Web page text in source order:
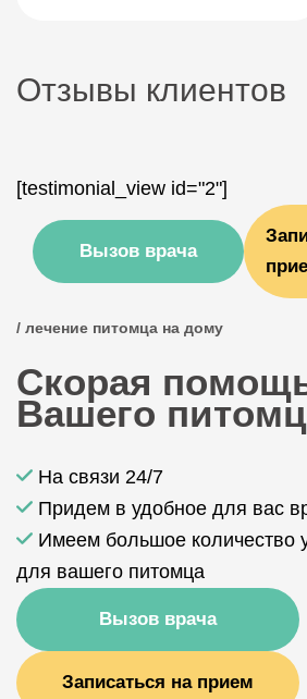
Отзывы клиентов
[testimonial_view id="2"]
Вызов врача
/ лечение питомца на дому
Скорая
Вашего
На связи 24/7
Придем в удобное для вас
Имеем большое количество
для вашего питомца
Вызов врача
Записаться на прием